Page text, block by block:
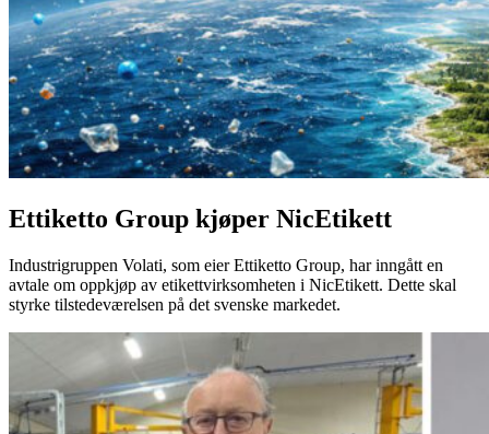
Ettiketto Group kjøper NicEtikett
Industrigruppen Volati, som eier Ettiketto Group, har inngått en
avtale om oppkjøp av etikettvirksomheten i NicEtikett. Dette skal
styrke tilstedeværelsen på det svenske markedet.